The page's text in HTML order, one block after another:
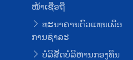
ໜ້າເຊື່ອຖື
ທະນາຄານຕົວແທນເພື່ອ
ການຊໍາລະ
ບໍລິສັດບໍລິຫານກອງທຶນ